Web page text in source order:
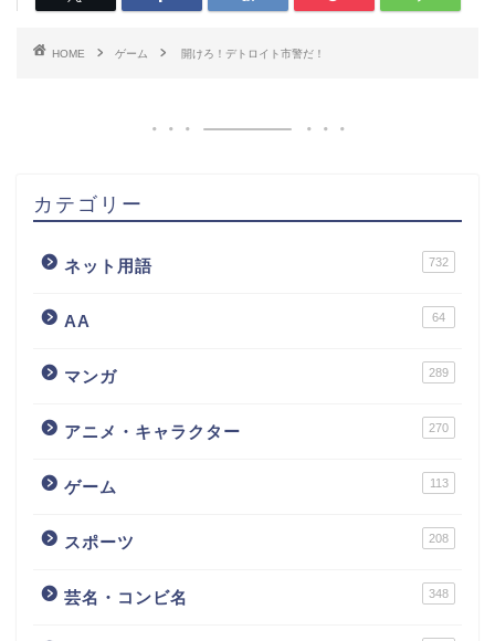
HOME ゲーム 開けろ！デトロイト市警だ！
カテゴリー
ネット用語 732
AA 64
マンガ 289
アニメ・キャラクター 270
ゲーム 113
スポーツ 208
芸名・コンビ名 348